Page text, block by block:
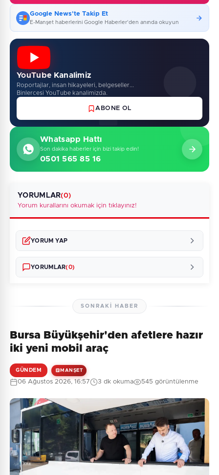
Google News'te Takip Et
E-Manşet haberlerini Google Haberler'den anında okuyun
YouTube Kanalimiz
Roportajlar, insan hikayeleri, belgeseller...
Binlercesi YouTube kanalimizda.
ABONE OL
Whatsapp Hattı
Son dakika haberler için bizi takip edin!
0501 565 85 16
YORUMLAR(0)
Yorum kurallarını okumak için tıklayınız!
YORUM YAP
6 + 8 = ?
Gönder
YORUMLAR(0)
Henüz yorum yapılmamış. İlk yorumu siz yapın!
SONRAKI HABER
Bursa Büyükşehir'den afetlere hazır
iki yeni mobil araç
GÜNDEM MANŞET
06 Ağustos 2026, 16:57 3 dk okuma 545 görüntülenme